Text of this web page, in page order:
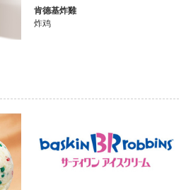
肯德基炸雞
炸鸡